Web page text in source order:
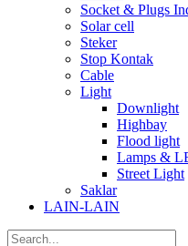
Socket & Plugs
Solar cell
Steker
Stop Kontak
Cable
Light
Downlight
Highbay
Flood light
Lamps &
Street Light
Saklar
LAIN-LAIN